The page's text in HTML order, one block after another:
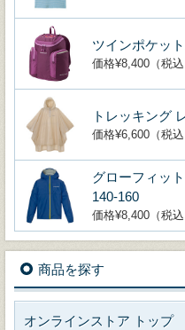
ツインポケッ
価格¥8,400（税込
トレッキング
価格¥6,600（税込
グローフィッ
140-160
価格¥8,400（税込
商品を探す
オンラインストア トップ